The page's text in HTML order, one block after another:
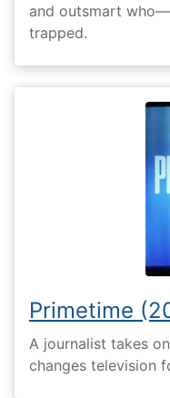
and outsmart
trapped.
Primetime
A journalist takes
changes television